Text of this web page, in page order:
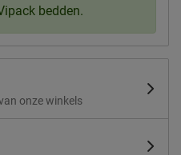
bedden.
onze winkels